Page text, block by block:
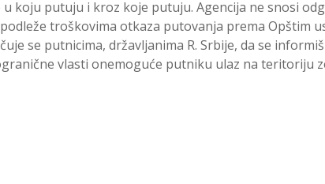
koju putuju i kroz koje putuju. Agencija ne snosi
troškovima otkaza putovanja prema Opštim
se putnicima, državljanima R. Srbije, da se
vlasti onemoguće putniku ulaz na teritoriju